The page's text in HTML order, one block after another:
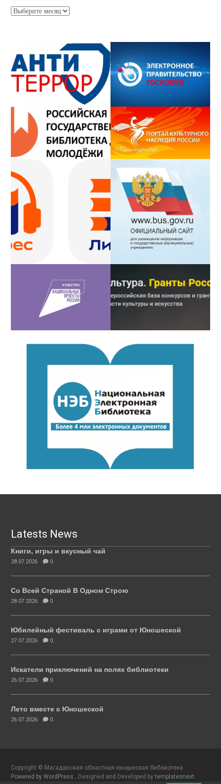
Архив
Latests News
Книги, игры и вкусный чай
28.07.2026 0.
Со Всей Страной В Одном Строю
28.07.2026 0.
Юбилейный фестиваль с играми от Юношеской
27.07.2026 0.
Искатели приключений на полях библиотеки
26.07.2026 0.
Лето вместе с Юношеской
26.07.2026 0.
Copyright © Магаданская областная юношеская библиотека
Powered by WordPress
, Designed and Developed bytemplatesnext